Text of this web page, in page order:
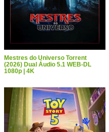
Mestres do Universo Torrent
(2026) Dual Áudio 5.1 WEB-DL
1080p | 4K